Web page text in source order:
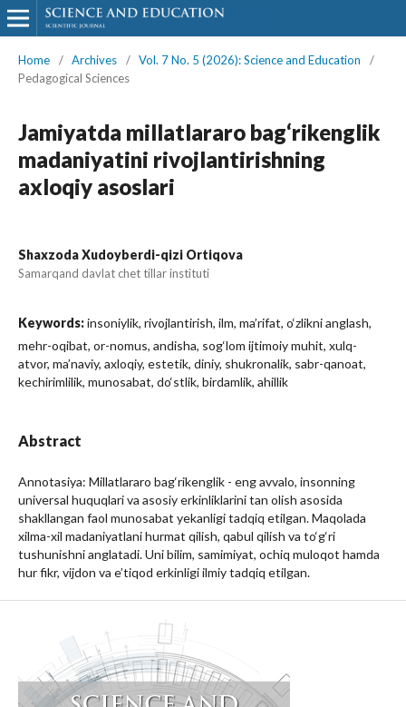
Home / Archives / Vol. 7 No. 5 (2026): Science and Education
/
Pedagogical Sciences
Jamiyatda millatlararo bag‘rikenglik
madaniyatini rivojlantirishning
axloqiy asoslari
Shaxzoda Xudoyberdi-qizi Ortiqova
Samarqand davlat chet tillar instituti
Keywords:insoniylik, rivojlantirish, ilm, ma’rifat, o‘zlikni anglash,
mehr-oqibat, or-nomus, andisha, sog‘lom ijtimoiy muhit, xulq-
atvor, ma’naviy, axloqiy, estetik, diniy, shukronalik, sabr-qanoat,
kechirimlilik, munosabat, do‘stlik, birdamlik, ahillik
Abstract
Annotasiya: Millatlararo bag‘rikenglik - eng avvalo, insonning
universal huquqlari va asosiy erkinliklarini tan olish asosida
shakllangan faol munosabat yekanligi tadqiq etilgan. Maqolada
xilma-xil madaniyatlani hurmat qilish, qabul qilish va to‘g‘ri
tushunishni anglatadi. Uni bilim, samimiyat, ochiq muloqot hamda
hur fikr, vijdon va e’tiqod erkinligi ilmiy tadqiq etilgan.